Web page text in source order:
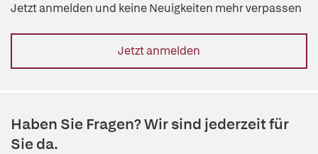
Jetzt anmelden und keine Neuigkeiten mehr verpassen
Jetzt anmelden
Haben Sie Fragen? Wir sind jederzeit für
Sie da.